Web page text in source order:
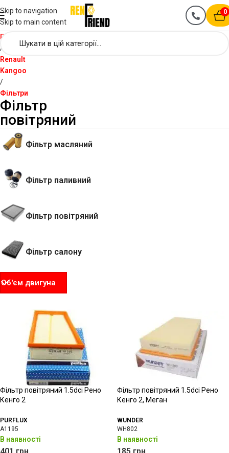
Skip to navigation
Skip to main content
0
Головна
Renault
Kangoo
Фільтри
Фільтр
повітряний
Фільтр масляний
Фільтр паливний
Фільтр повітряний
Фільтр салону
Об'єм двигуна
Фільтр повітряний 1.5dci Рено
Кенго 2
PURFLUX
A1195
В наявності
Фільтр повітряний 1.5dci Рено
Кенго 2, Меган
WUNDER
WH802
В наявності